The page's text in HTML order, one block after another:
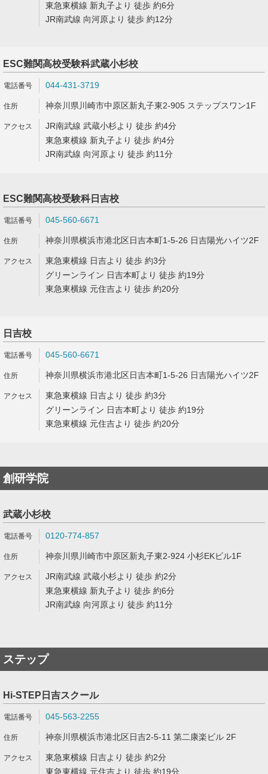
東急東横線 新丸子より 徒歩 約6分
JR南武線 向河原より 徒歩 約12分
ESC難関高校受験科武蔵小杉校
044-431-3719
神奈川県川崎市中原区新丸子東2-905 ステップスワン1F
JR南武線 武蔵小杉より 徒歩 約4分
東急東横線 新丸子より 徒歩 約4分
JR南武線 向河原より 徒歩 約11分
ESC難関高校受験科日吉校
045-560-6671
神奈川県横浜市港北区日吉本町1-5-26 日吉陽光ハイツ2F
東急東横線 日吉より 徒歩 約3分
グリーンライン 日吉本町より 徒歩 約19分
東急東横線 元住吉より 徒歩 約20分
日吉校
045-560-6671
神奈川県横浜市港北区日吉本町1-5-26 日吉陽光ハイツ2F
東急東横線 日吉より 徒歩 約3分
グリーンライン 日吉本町より 徒歩 約19分
東急東横線 元住吉より 徒歩 約20分
創研学院
武蔵小杉校
0120-774-857
神奈川県川崎市中原区新丸子東2-924 小杉EKビル1F
JR南武線 武蔵小杉より 徒歩 約2分
東急東横線 新丸子より 徒歩 約6分
JR南武線 向河原より 徒歩 約11分
ステップ
Hi-STEP日吉スクール
045-563-2255
神奈川県横浜市港北区日吉2-5-11 第二康楽ビル 2F
東急東横線 日吉より 徒歩 約2分
東急東横線 元住吉より 徒歩 約19分